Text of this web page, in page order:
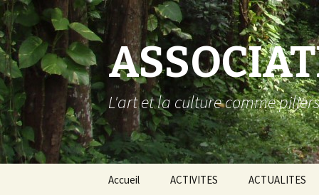
L'art et la culture comme
Aller au contenu principal
Accueil ACTIVITES ACTUALITES